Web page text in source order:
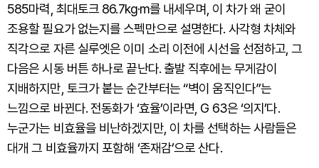
585마력, 최대토크 86.7kg·m를 내세우며, 이 차가 왜 굳이
조용할 필요가 없는지를 스펙만으로 설명한다. 사각형 차체와
직각으로 자른 실루엣은 이미 소리 이전에 시선을 선점하고, 그
다음은 시동 버튼 하나로 끝난다. 출발 직후에는 무게감이
지배하지만, 토크가 붙는 순간부터는 “벽이 움직인다”는
느낌으로 바뀐다. 전동화가 ‘효율’이라면, G 63은 ‘의지’다.
누군가는 비효율을 비난하겠지만, 이 차를 선택하는 사람들은
대개 그 비효율까지 포함해 ‘존재감’으로 산다.